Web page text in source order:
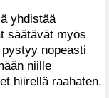
yhdistää
säätävät myös
nopeasti
niille
hiirellä raahaten.